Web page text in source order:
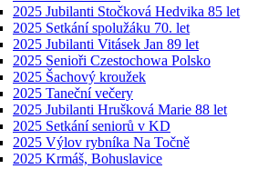
2025 Jubilanti Stočková Hedvika 85 let
2025 Setkání spolužáku 70. let
2025 Jubilanti Vitásek Jan 89 let
2025 Senioři Czestochowa Polsko
2025 Šachový kroužek
2025 Taneční večery
2025 Jubilanti Hrušková Marie 88 let
2025 Setkání seniorů v KD
2025 Výlov rybníka Na Točně
2025 Krmáš, Bohuslavice